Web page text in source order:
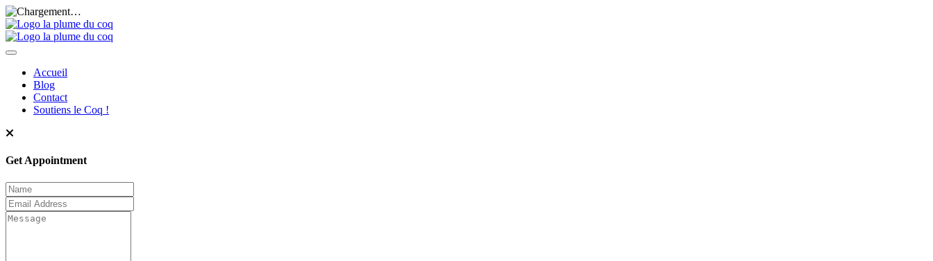
Aller
au
contenu
principal
Main
navigation
Accueil
Blog
Contact
Soutiens le Coq !
Get Appointment